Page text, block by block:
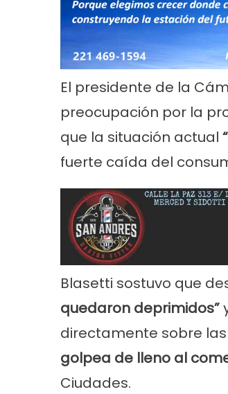
El presidente de la
preocupación por la
que la situación actual
fuerte caída del
Blasetti sostuvo que
quedaron deprimidos”
directamente sobre
golpea de lleno al
Ciudades.
Principal Servicios
Trabajos en la red de agua en Villa
Tranquila